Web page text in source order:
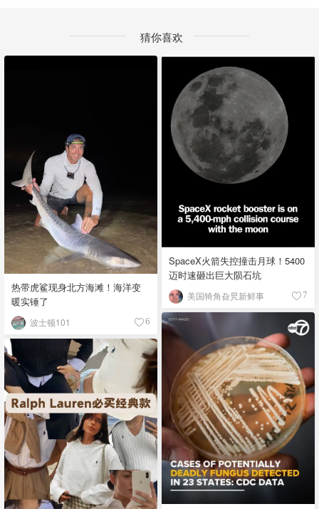
猜你喜欢
热带虎鲨现身北方海滩！海洋变
暖实锤了
波士顿101 6
SpaceX火箭失控撞击月球！5400
迈时速砸出巨大陨石坑
美国犄角旮旯新鲜事 7